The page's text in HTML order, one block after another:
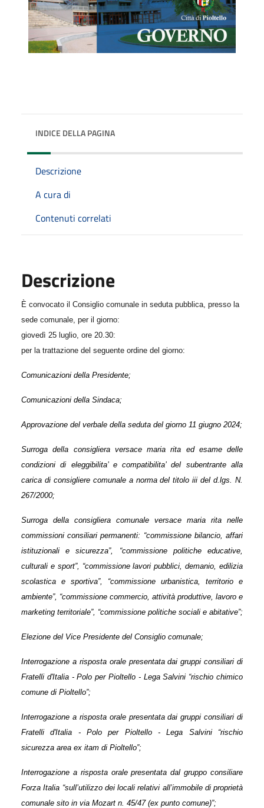
INDICE DELLA PAGINA
Descrizione
A cura di
Contenuti correlati
Descrizione
È convocato il Consiglio comunale in seduta pubblica, presso la
sede comunale, per il giorno:
giovedì 25 luglio, ore 20.30:
per la trattazione del seguente ordine del giorno:
Comunicazioni della Presidente;
Comunicazioni della Sindaca;
Approvazione del verbale della seduta del giorno 11 giugno 2024;
Surroga della consigliera versace maria rita ed esame delle
condizioni di eleggibilita’ e compatibilita’ del subentrante alla
carica di consigliere comunale a norma del titolo iii del d.lgs. N.
267/2000;
Surroga della consigliera comunale versace maria rita nelle
commissioni consiliari permanenti: “commissione bilancio, affari
istituzionali e sicurezza”, “commissione politiche educative,
culturali e sport”, “commissione lavori pubblici, demanio, edilizia
scolastica e sportiva”, “commissione urbanistica, territorio e
ambiente”, “commissione commercio, attività produttive, lavoro e
marketing territoriale”, “commissione politiche sociali e abitative”;
Elezione del Vice Presidente del Consiglio comunale;
Interrogazione a risposta oralepresentata dai gruppi consiliari di
Fratelli d'Italia - Polo per Pioltello - Lega Salvini “rischio chimico
comune di Pioltello”;
Interrogazione a risposta oralepresentata dai gruppi consiliari di
Fratelli d'Italia - Polo per Pioltello - Lega Salvini “rischio
sicurezza area ex itam di Pioltello”;
Interrogazione a risposta orale presentata dal gruppo consiliare
Forza Italia “sull’utilizzo dei locali relativi all’immobile di proprietà
comunale sito in via Mozart n. 45/47 (ex punto comune)”;